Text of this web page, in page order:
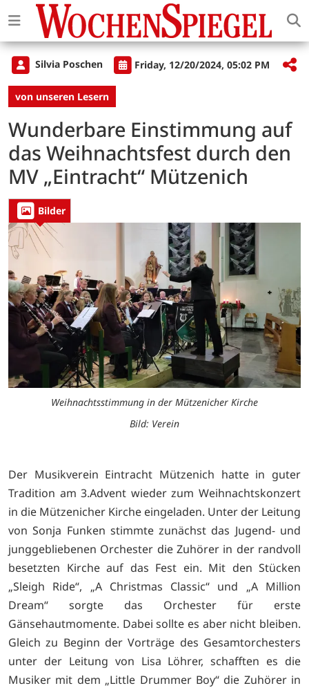
Silvia Poschen Friday, 12/20/2024, 05:02 PM
von unseren Lesern
Wunderbare Einstimmung auf
das Weihnachtsfest durch den
MV „Eintracht“ Mützenich
Bilder
Weihnachtsstimmung in der Mützenicher Kirche
Bild: Verein
Der Musikverein Eintracht Mützenich hatte in guter
Tradition am 3.Advent wieder zum Weihnachtskonzert
in die Mützenicher Kirche eingeladen. Unter der Leitung
von Sonja Funken stimmte zunächst das Jugend- und
junggebliebenen Orchester die Zuhörer in der randvoll
besetzten Kirche auf das Fest ein. Mit den Stücken
„Sleigh Ride“, „A Christmas Classic“ und „A Million
Dream“ sorgte das Orchester für erste
Gänsehautmomente. Dabei sollte es aber nicht bleiben.
Gleich zu Beginn der Vorträge des Gesamtorchesters
unter der Leitung von Lisa Löhrer, schafften es die
Musiker mit dem „Little Drummer Boy“ die Zuhörer in